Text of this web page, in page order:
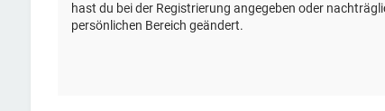
hast du bei der Registrierung angegeben oder
persönlichen Bereich geändert.